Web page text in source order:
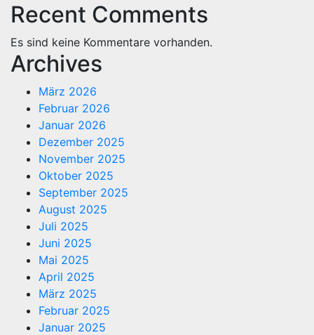
Recent Comments
Es sind keine Kommentare vorhanden.
Archives
März 2026
Februar 2026
Januar 2026
Dezember 2025
November 2025
Oktober 2025
September 2025
August 2025
Juli 2025
Juni 2025
Mai 2025
April 2025
März 2025
Februar 2025
Januar 2025